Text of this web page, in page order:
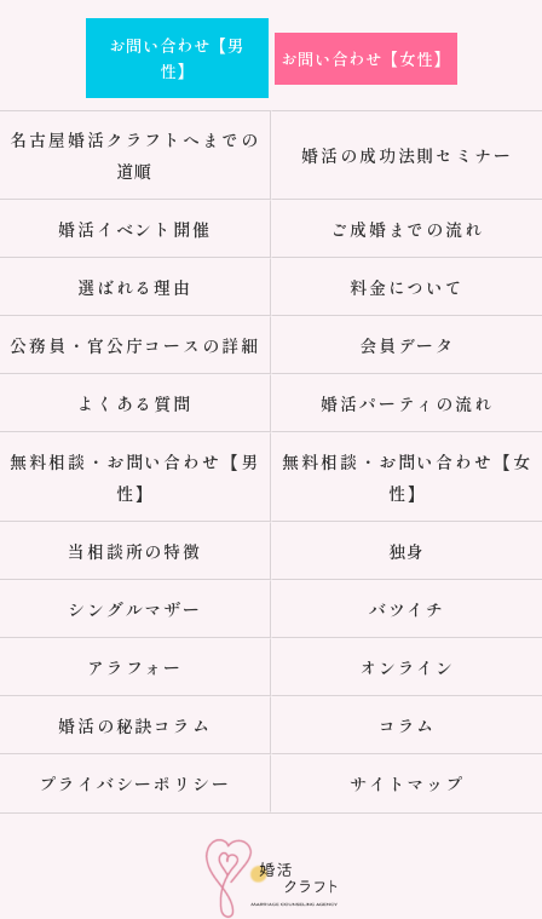
お問い合わせ【男
性】
お問い合わせ【女性】
名古屋婚活クラフトへまでの
道順
婚活の成功法則セミナー
婚活イベント開催 ご成婚までの流れ
選ばれる理由 料金について
公務員・官公庁コースの詳細 会員データ
よくある質問 婚活パーティの流れ
無料相談・お問い合わせ【男
性】
無料相談・お問い合わせ【女
性】
当相談所の特徴 独身
シングルマザー バツイチ
アラフォー オンライン
婚活の秘訣コラム コラム
プライバシーポリシー サイトマップ